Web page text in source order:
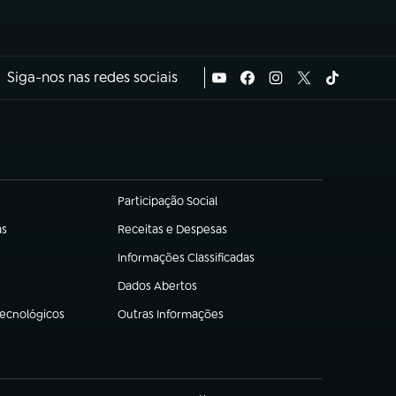
Siga-nos nas redes sociais
Participação Social
(abre em nova aba)
Receitas e Despesas
(abre em nova aba)
Informações Classificadas
(abre em nova aba)
Dados Abertos
(abre em nova aba)
Outras Informações
(abre em nova aba)